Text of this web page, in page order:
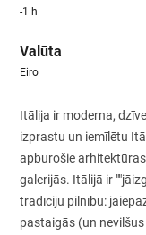
-1 h
Valūta
Eiro
Itālija ir moderna,
izprastu un iemīlētu
apburošie
galerijās. Itālijā ir
tradīciju pilnību:
pastaigās (un